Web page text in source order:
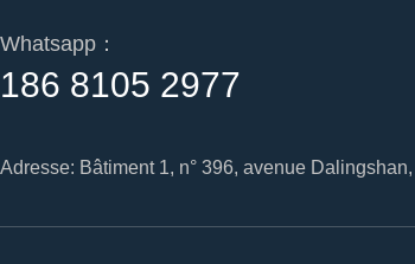
Whatsapp：
186 8105 2977
Adresse: Bâtiment 1, n° 396, avenue